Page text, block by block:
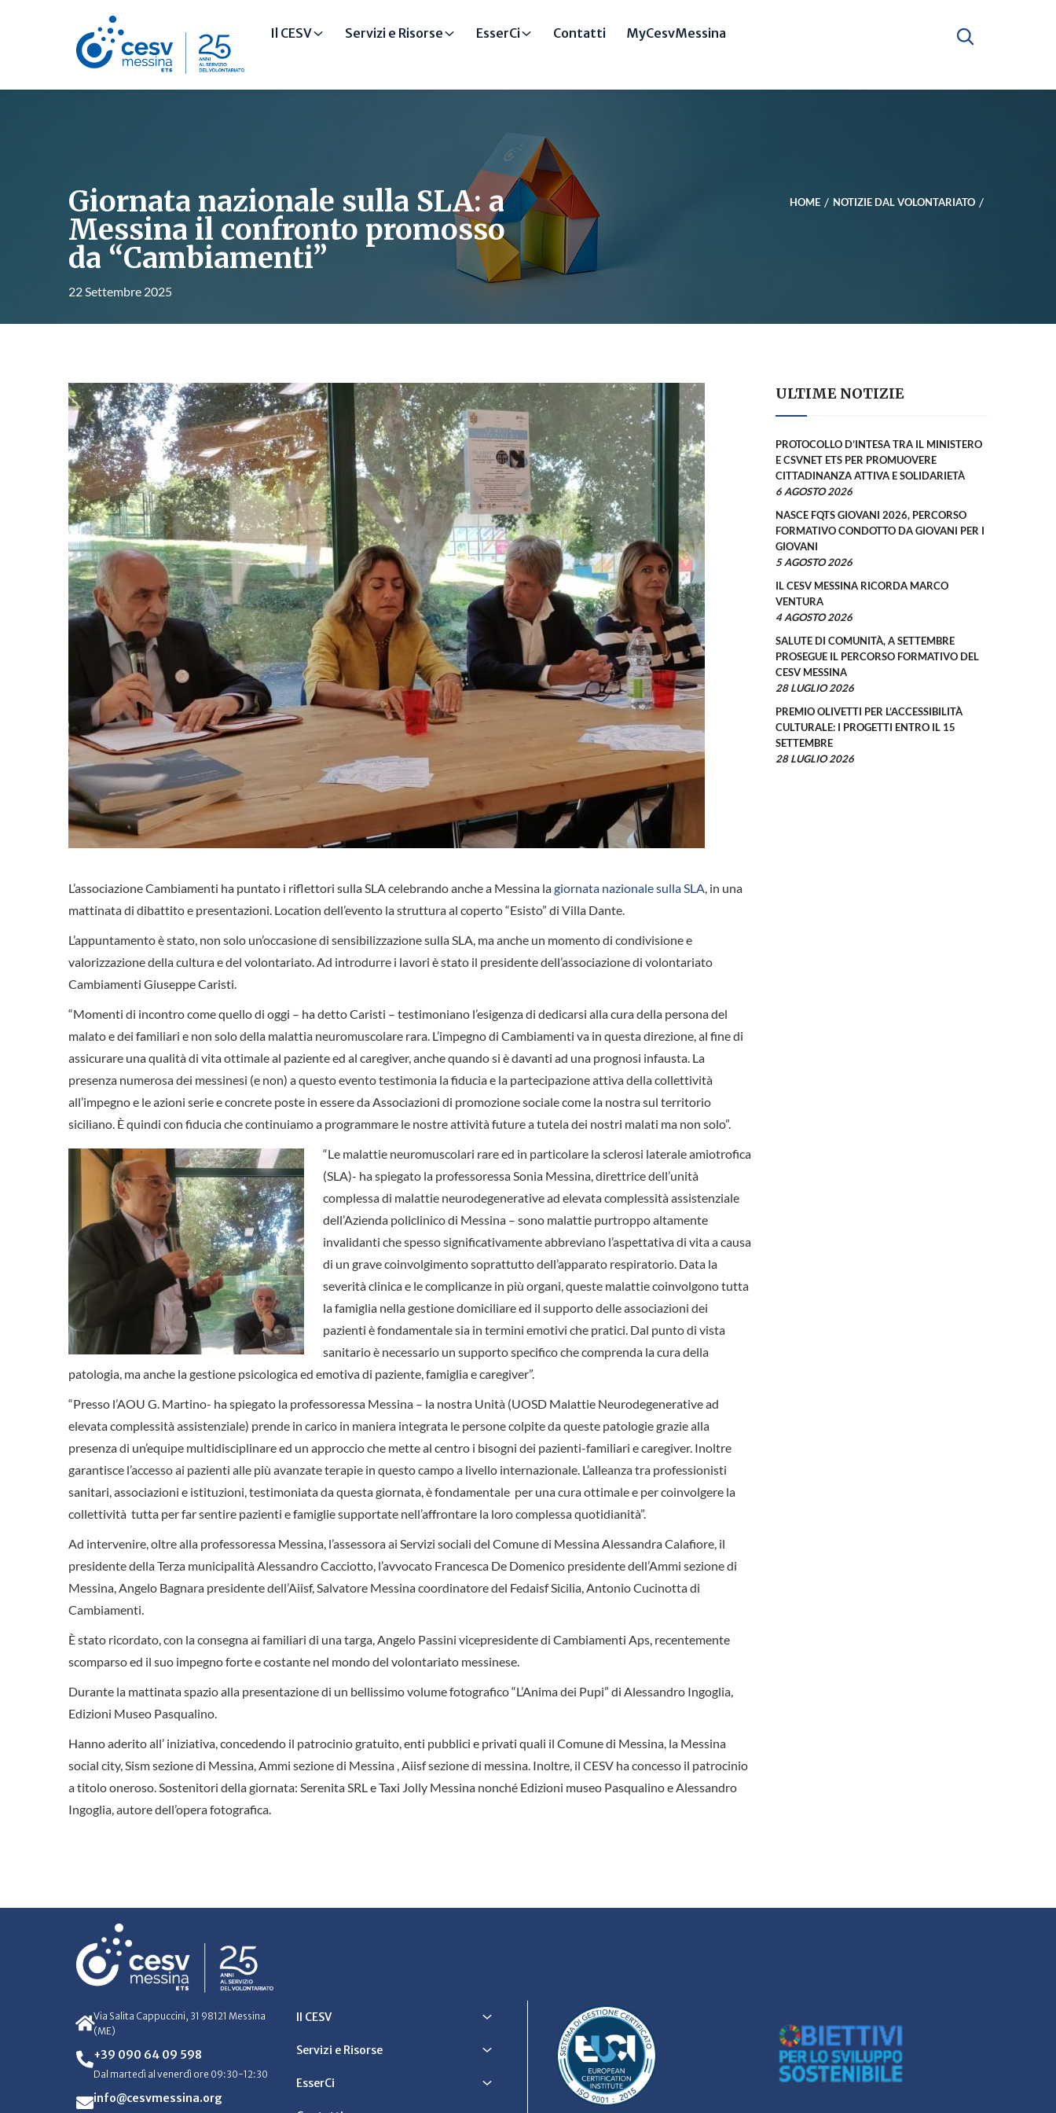
Il CESV Servizi e Risorse EsserCi Contatti MyCesvMessina
Giornata nazionale sulla SLA: a
Messina il confronto promosso
da “Cambiamenti”
22 Settembre 2025
HOME NOTIZIE DAL VOLONTARIATO
L’associazione Cambiamenti ha puntato i riflettori sulla SLA celebrando anche a Messina lagiornata nazionale sulla SLA, in una
mattinata di dibattito e presentazioni. Location dell’evento la struttura al coperto “Esisto” di Villa Dante.
L’appuntamento è stato, non solo un’occasione di sensibilizzazione sulla SLA, ma anche un momento di condivisione e
valorizzazione della cultura e del volontariato. Ad introdurre i lavori è stato il presidente dell’associazione di volontariato
Cambiamenti Giuseppe Caristi.
“Momenti di incontro come quello di oggi – ha detto Caristi – testimoniano l’esigenza di dedicarsi alla cura della persona del
malato e dei familiari e non solo della malattia neuromuscolare rara. L’impegno di Cambiamenti va in questa direzione, al fine di
assicurare una qualità di vita ottimale al paziente ed al caregiver, anche quando si è davanti ad una prognosi infausta. La
presenza numerosa dei messinesi (e non) a questo evento testimonia la fiducia e la partecipazione attiva della collettività
all’impegno e le azioni serie e concrete poste in essere da Associazioni di promozione sociale come la nostra sul territorio
siciliano. È quindi con fiducia che continuiamo a programmare le nostre attività future a tutela dei nostri malati ma non solo”.
“Le malattie neuromuscolari rare ed in particolare la sclerosi laterale amiotrofica
(SLA)- ha spiegato la professoressa Sonia Messina, direttrice dell’unità
complessa di malattie neurodegenerative ad elevata complessità assistenziale
dell’Azienda policlinico di Messina – sono malattie purtroppo altamente
invalidanti che spesso significativamente abbreviano l’aspettativa di vita a causa
di un grave coinvolgimento soprattutto dell’apparato respiratorio. Data la
severità clinica e le complicanze in più organi, queste malattie coinvolgono tutta
la famiglia nella gestione domiciliare ed il supporto delle associazioni dei
pazienti è fondamentale sia in termini emotivi che pratici. Dal punto di vista
sanitario è necessario un supporto specifico che comprenda la cura della
patologia, ma anche la gestione psicologica ed emotiva di paziente, famiglia e caregiver”.
“Presso l’AOU G. Martino- ha spiegato la professoressa Messina – la nostra Unità (UOSD Malattie Neurodegenerative ad
elevata complessità assistenziale) prende in carico in maniera integrata le persone colpite da queste patologie grazie alla
presenza di un’equipe multidisciplinare ed un approccio che mette al centro i bisogni dei pazienti-familiari e caregiver. Inoltre
garantisce l’accesso ai pazienti alle più avanzate terapie in questo campo a livello internazionale. L’alleanza tra professionisti
sanitari, associazioni e istituzioni, testimoniata da questa giornata, è fondamentale per una cura ottimale e per coinvolgere la
collettività tutta per far sentire pazienti e famiglie supportate nell’affrontare la loro complessa quotidianità”.
Ad intervenire, oltre alla professoressa Messina, l’assessora ai Servizi sociali del Comune di Messina Alessandra Calafiore, il
presidente della Terza municipalità Alessandro Cacciotto, l’avvocato Francesca De Domenico presidente dell’Ammi sezione di
Messina, Angelo Bagnara presidente dell’Aiisf, Salvatore Messina coordinatore del Fedaisf Sicilia, Antonio Cucinotta di
Cambiamenti.
È stato ricordato, con la consegna ai familiari di una targa, Angelo Passini vicepresidente di Cambiamenti Aps, recentemente
scomparso ed il suo impegno forte e costante nel mondo del volontariato messinese.
Durante la mattinata spazio alla presentazione di un bellissimo volume fotografico “L’Anima dei Pupi” di Alessandro Ingoglia,
Edizioni Museo Pasqualino.
Hanno aderito all’ iniziativa, concedendo il patrocinio gratuito, enti pubblici e privati quali il Comune di Messina, la Messina
social city, Sism sezione di Messina, Ammi sezione di Messina , Aiisf sezione di messina. Inoltre, il CESV ha concesso il patrocinio
a titolo oneroso. Sostenitori della giornata: Serenita SRL e Taxi Jolly Messina nonché Edizioni museo Pasqualino e Alessandro
Ingoglia, autore dell’opera fotografica.
ULTIME NOTIZIE
PROTOCOLLO D’INTESA TRA IL MINISTERO
E CSVNET ETS PER PROMUOVERE
CITTADINANZA ATTIVA E SOLIDARIETÀ
6 AGOSTO 2026
NASCE FQTS GIOVANI 2026, PERCORSO
FORMATIVO CONDOTTO DA GIOVANI PER I
GIOVANI
5 AGOSTO 2026
IL CESV MESSINA RICORDA MARCO
VENTURA
4 AGOSTO 2026
SALUTE DI COMUNITÀ, A SETTEMBRE
PROSEGUE IL PERCORSO FORMATIVO DEL
CESV MESSINA
28 LUGLIO 2026
PREMIO OLIVETTI PER L’ACCESSIBILITÀ
CULTURALE: I PROGETTI ENTRO IL 15
SETTEMBRE
28 LUGLIO 2026
Via Salita Cappuccini, 31 98121 Messina
(ME)
+39 090 64 09 598
Dal martedì al venerdì ore 09:30-12:30
info@cesvmessina.org
Il CESV
Servizi e Risorse
EsserCi